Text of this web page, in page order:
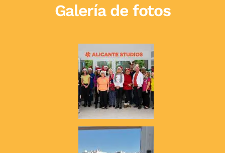
Galería de fotos